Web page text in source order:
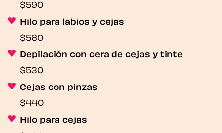
$590
Hilo para labios y cejas
$560
Depilación con cera de cejas y tinte
$530
Cejas con pinzas
$440
Hilo para cejas